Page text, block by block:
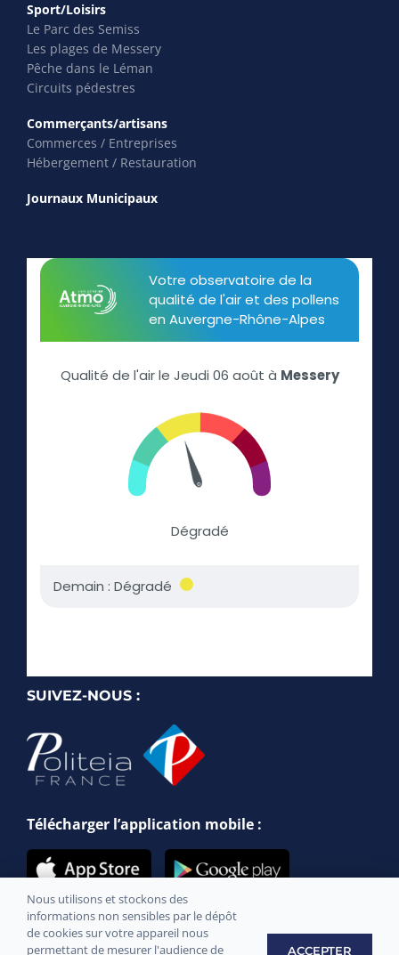
Sport/Loisirs
Le Parc des Semiss
Les plages de Messery
Pêche dans le Léman
Circuits pédestres
Commerçants/artisans
Commerces / Entreprises
Hébergement / Restauration
Journaux Municipaux
SUIVEZ-NOUS :
Télécharger l’application mobile :
Nous utilisons et stockons des
informations non sensibles par le dépôt
de cookies sur votre appareil nous
permettant de mesurer l'audience de
ACCEPTER